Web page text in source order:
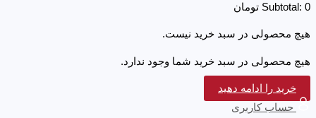
Subtotal: 0 تومان
هیچ محصولی در سبد خرید نیست.
هیچ محصولی در سبد خرید شما وجود ندارد.
خرید را ادامه دهید
حساب کاربری